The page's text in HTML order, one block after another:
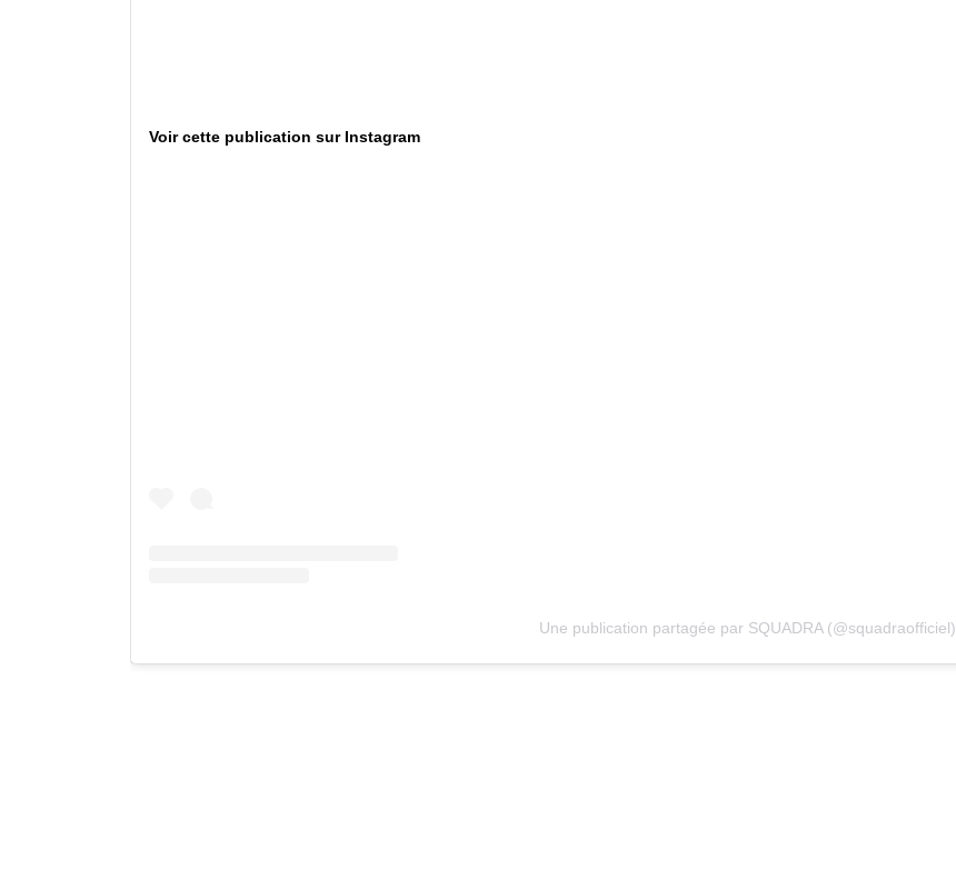
Voir cette publication sur Instagram
Une publication partagée par SQUADRA (@squadraofficiel)